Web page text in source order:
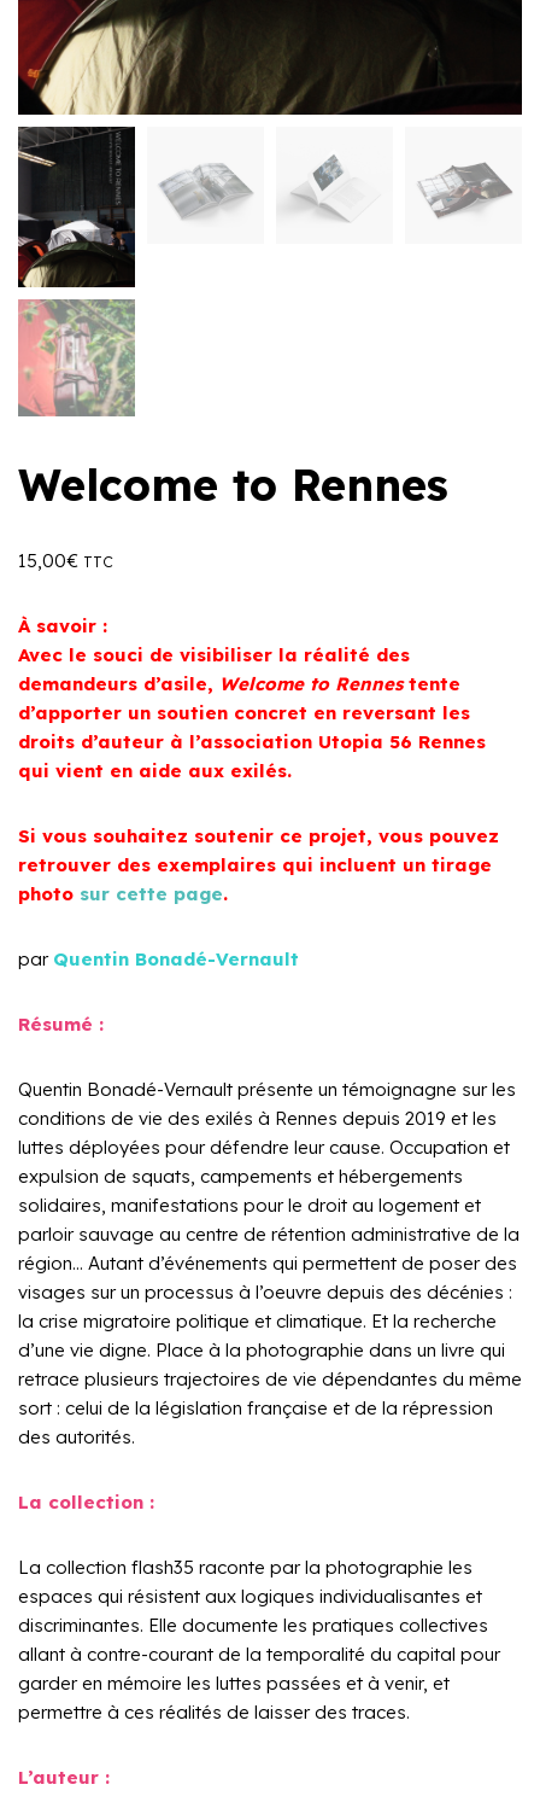
Welcome to Rennes
15,00€ TTC
À savoir :
Avec le souci de visibiliser la réalité des
demandeurs d’asile, Welcome to Rennestente
d’apporter un soutien concret en reversant les
droits d’auteur à l’association Utopia 56 Rennes
qui vient en aide aux exilés.
Si vous souhaitez soutenir ce projet, vous pouvez
retrouver des exemplaires qui incluent un tirage
photo sur cette page.
par Quentin Bonadé-Vernault
Résumé :
Quentin Bonadé-Vernault présente un témoignagne sur les
conditions de vie des exilés à Rennes depuis 2019 et les
luttes déployées pour défendre leur cause. Occupation et
expulsion de squats, campements et hébergements
solidaires, manifestations pour le droit au logement et
parloir sauvage au centre de rétention administrative de la
région… Autant d’événements qui permettent de poser des
visages sur un processus à l’oeuvre depuis des décénies :
la crise migratoire politique et climatique. Et la recherche
d’une vie digne. Place à la photographie dans un livre qui
retrace plusieurs trajectoires de vie dépendantes du même
sort : celui de la législation française et de la répression
des autorités.
La collection :
La collection flash35 raconte par la photographie les
espaces qui résistent aux logiques individualisantes et
discriminantes. Elle documente les pratiques collectives
allant à contre-courant de la temporalité du capital pour
garder en mémoire les luttes passées et à venir, et
permettre à ces réalités de laisser des traces.
L’auteur :